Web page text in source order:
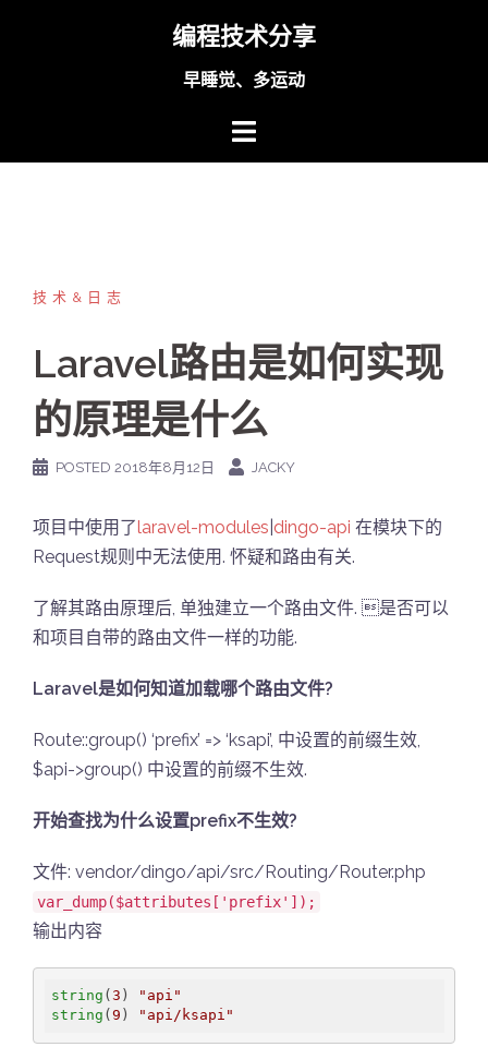
编程技术分享
早睡觉、多运动
技术&日志
Laravel路由是如何实现
的原理是什么
POSTED 2018年8月12日 JACKY
项目中使用了laravel-modules dingo-api 在模块下的
Request规则中无法使用. 怀疑和路由有关.
了解其路由原理后, 单独建立一个路由文件. 是否可以
和项目自带的路由文件一样的功能.
Laravel是如何知道加载哪个路由文件?
Route::group() ‘prefix’ => ‘ksapi’, 中设置的前缀生效,
$api->group() 中设置的前缀不生效.
开始查找为什么设置prefix不生效?
文件: vendor/dingo/api/src/Routing/Router.php
var_dump($attributes['prefix']);
输出内容
string ( 3 )
"api"
string ( 9 ) "api/ksapi"